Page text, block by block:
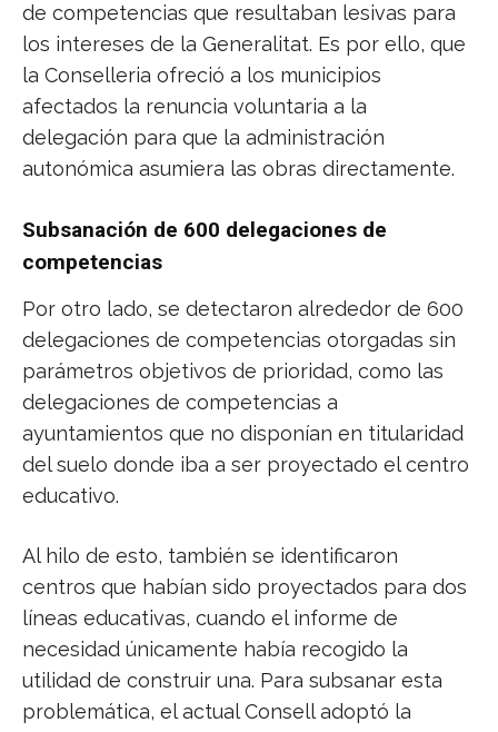
de competencias que resultaban lesivas para
los intereses de la Generalitat. Es por ello, que
la Conselleria ofreció a los municipios
afectados la renuncia voluntaria a la
delegación para que la administración
autonómica asumiera las obras directamente.
Subsanación de 600 delegaciones de
competencias
Por otro lado, se detectaron alrededor de 600
delegaciones de competencias otorgadas sin
parámetros objetivos de prioridad, como las
delegaciones de competencias a
ayuntamientos que no disponían en titularidad
del suelo donde iba a ser proyectado el centro
educativo.
Al hilo de esto, también se identificaron
centros que habían sido proyectados para dos
líneas educativas, cuando el informe de
necesidad únicamente había recogido la
utilidad de construir una. Para subsanar esta
problemática, el actual Consell adoptó la